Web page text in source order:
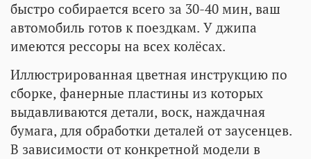
быстро собирается всего за 30-40 мин, ваш
автомобиль готов к поездкам. У джипа
имеются рессоры на всех колёсах.
Иллюстрированная цветная инструкцию по
сборке, фанерные пластины из которых
выдавливаются детали, воск, наждачная
бумага, для обработки деталей от заусенцев.
В зависимости от конкретной модели в